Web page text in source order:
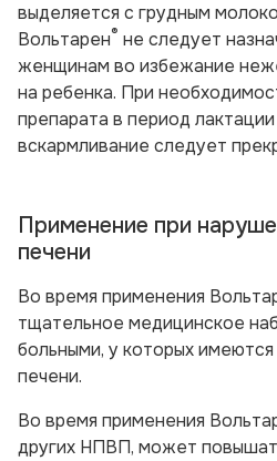
выделяется с грудным
Вольтарен® не следует
женщинам во избежание
на ребенка. При
препарата в период
вскармливание следует
Применение при
печени
Во время применения
тщательное медицинское
больными, у которых
печени.
Во время применения
других НПВП, может